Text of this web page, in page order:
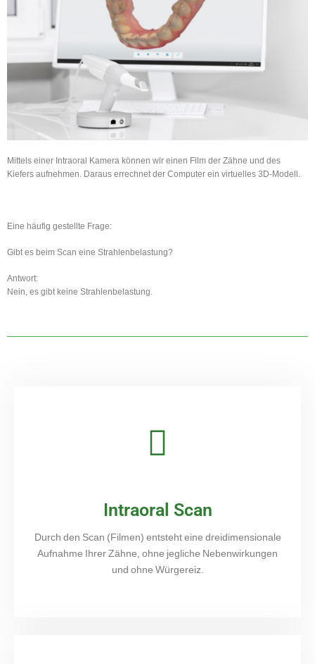
Mittels einer Intraoral Kamera können wir einen Film der Zähne und des
Kiefers aufnehmen. Daraus errechnet der Computer ein virtuelles 3D-Modell.
Eine häufig gestellte Frage:
Gibt es beim Scan eine Strahlenbelastung?
Antwort:
Nein, es gibt keine Strahlenbelastung.
Intraoral Scan
Durch den Scan (Filmen) entsteht eine dreidimensionale
Aufnahme Ihrer Zähne, ohne jegliche Nebenwirkungen
und ohne Würgereiz.